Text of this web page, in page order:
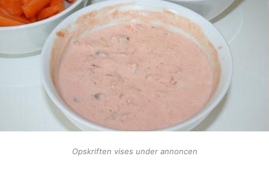
Opskriften vises under annoncen